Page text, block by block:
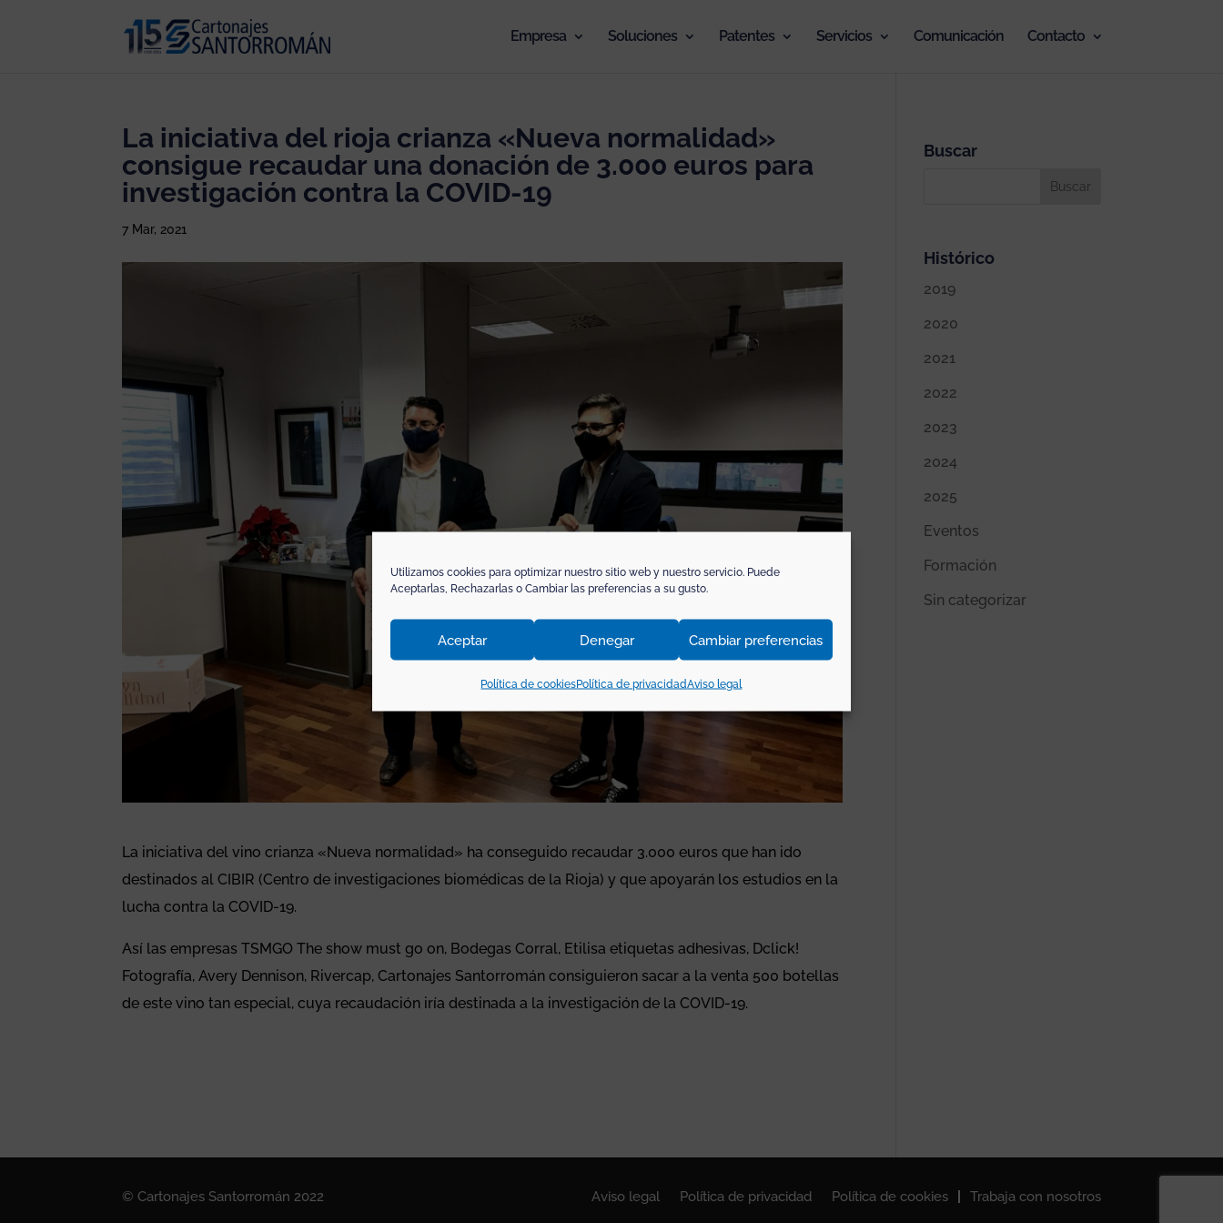
Utilizamos cookies para optimizar nuestro sitio web y nuestro servicio. Puede
Aceptarlas, Rechazarlas o Cambiar las preferencias a su gusto.
Aceptar Denegar Cambiar preferencias
Política de cookiesPolítica de privacidadAviso legal
Empresa Soluciones Patentes Servicios Comunicación Contacto
La iniciativa del rioja crianza «Nueva normalidad»
consigue recaudar una donación de 3.000 euros para
investigación contra la COVID-19
7 Mar, 2021
La iniciativa del vino crianza «Nueva normalidad» ha conseguido recaudar 3.000 euros que han ido
destinados al CIBIR (Centro de investigaciones biomédicas de la Rioja) y que apoyarán los estudios en la
lucha contra la COVID-19.
Así las empresas TSMGO The show must go on, Bodegas Corral, Etilisa etiquetas adhesivas, Dclick!
Fotografía, Avery Dennison, Rivercap, Cartonajes Santorromán consiguieron sacar a la venta 500 botellas
de este vino tan especial, cuya recaudación iría destinada a la investigación de la COVID-19.
Buscar
Histórico
2019
2020
2021
2022
2023
2024
2025
Eventos
Formación
Sin categorizar
© Cartonajes Santorromán 2022 Aviso legal Política de privacidad Política de cookies Trabaja con nosotros